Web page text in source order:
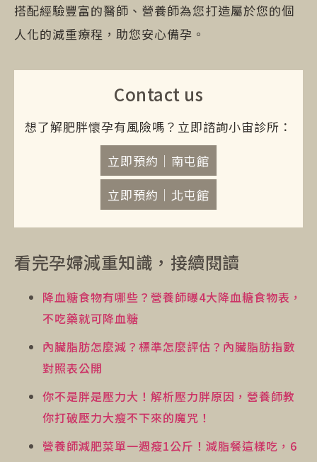
搭配經驗豐富的醫師、營養師為您打造屬於您的個
人化的減重療程，助您安心備孕。
Contact us
想了解肥胖懷孕有風險嗎？立即諮詢小宙診所：
立即預約｜南屯館
立即預約｜北屯館
看完孕婦減重知識，接續閱讀
降血糖食物有哪些？營養師曝4大降血糖食物表，
不吃藥就可降血糖
內臟脂肪怎麼減？標準怎麼評估？內臟脂肪指數
對照表公開
你不是胖是壓力大！解析壓力胖原因，營養師教
你打破壓力大瘦不下來的魔咒！
營養師減肥菜單一週瘦1公斤！減脂餐這樣吃，6